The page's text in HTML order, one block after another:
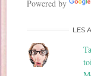
Powered by
LES